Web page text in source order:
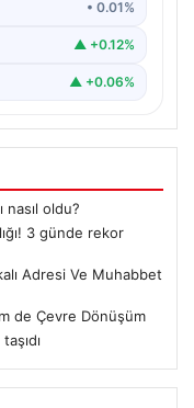
• 0.01%
▲ +0.12%
▲ +0.06%
nasıl oldu?
3 günde rekor
Adresi Ve Muhabbet
de Çevre Dönüşüm